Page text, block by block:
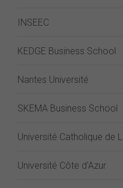
INSEEC
KEDGE Business School
Nantes Université
SKEMA Business School
Université Catholique de
Université Côte d'Azur